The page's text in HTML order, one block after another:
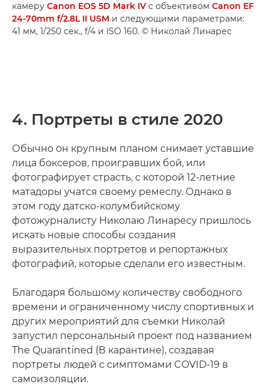
камеру Canon EOS 5D Mark IV с объективом Canon EF
24-70mm f/2.8L II USM и следующими параметрами:
41 мм, 1/250 сек., f/4 и ISO 160. © Николай Линарес
4. Портреты в стиле 2020
Обычно он крупным планом снимает уставшие
лица боксеров, проигравших бой, или
фотографирует страсть, с которой 12-летние
матадоры учатся своему ремеслу. Однако в
этом году датско-колумбийскому
фотожурналисту Николаю Линаресу пришлось
искать новые способы создания
выразительных портретов и репортажных
фотографий, которые сделали его известным.
Благодаря большому количеству свободного
времени и ограниченному числу спортивных и
других мероприятий для съемки Николай
запустил персональный проект под названием
The Quarantined (В карантине), создавая
портреты людей с симптомами COVID-19 в
самоизоляции.